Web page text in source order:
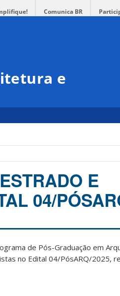
Comunica BR
e
E
04/
de Pós-Graduação em
no Edital 04/PósARQ/2025,